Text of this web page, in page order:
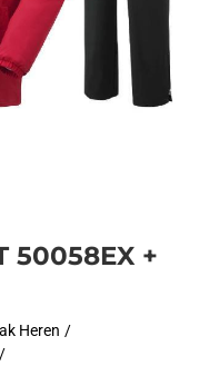
50058EX +
Heren